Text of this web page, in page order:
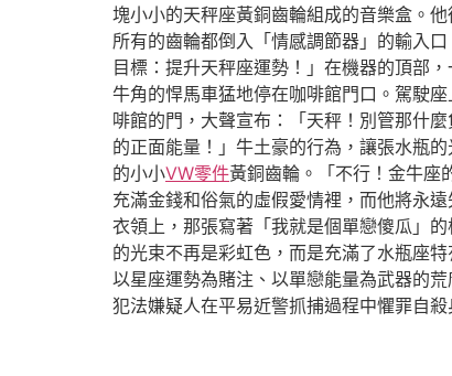
塊小小的天秤座黃銅齒輪組成的音樂盒。
所有的齒輪都倒入「情感調節器」的輸入
目標：提升天秤座運勢！」在機器的頂部
牛角的悍馬車猛地停在咖啡館門口。駕駛
啡館的門，大聲宣布：「天秤！別管那什
的正面能量！」牛土豪的行為，讓張水瓶
的小小VW零件黃銅齒輪。「不行！金牛座
充滿金錢和俗氣的虛假愛情裡，而他將永
衣領上，那張寫著「我就是個單戀傻瓜」
的光束不再是彩虹色，而是充滿了水瓶座
以星座運勢為賭注、以單戀能量為武器的
犯法嫌疑人在平易近警抓捕過程中懼罪自